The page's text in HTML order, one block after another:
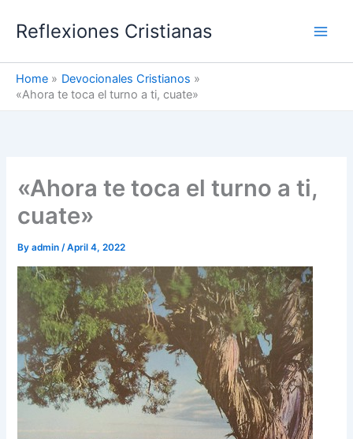
Reflexiones Cristianas
Home
Devocionales Cristianos
«Ahora te toca el turno a ti, cuate»
«Ahora te toca el turno a ti,
cuate»
Byadmin/April 4, 2022